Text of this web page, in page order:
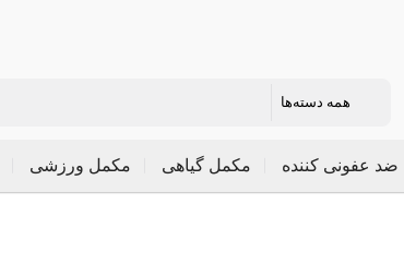
مکمل ورزشی مکمل گیاهی ضد عفونی کننده